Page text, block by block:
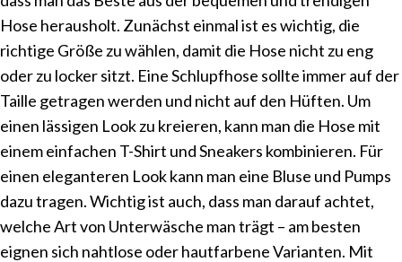
Hose herausholt. Zunächst einmal ist es wichtig, die
richtige Größe zu wählen, damit die Hose nicht zu eng
oder zu locker sitzt. Eine Schlupfhose sollte immer auf der
Taille getragen werden und nicht auf den Hüften. Um
einen lässigen Look zu kreieren, kann man die Hose mit
einem einfachen T-Shirt und Sneakers kombinieren. Für
einen eleganteren Look kann man eine Bluse und Pumps
dazu tragen. Wichtig ist auch, dass man darauf achtet,
welche Art von Unterwäsche man trägt – am besten
eignen sich nahtlose oder hautfarbene Varianten. Mit